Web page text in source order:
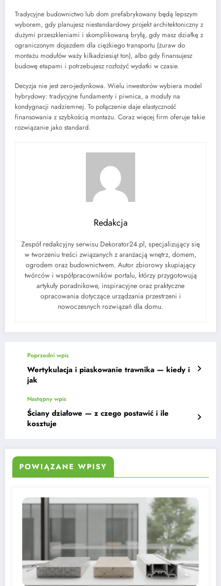
Tradycyjne budownictwo lub dom prefabrykowany będą lepszym
wyborem, gdy planujesz niestandardowy projekt architektoniczny z
dużymi przeszkleniami i skomplikowaną bryłą, gdy masz działkę z
ograniczonym dojazdem dla ciężkiego transportu (żuraw do
montażu modułów waży kilkadziesiąt ton), albo gdy finansujesz
budowę etapami i potrzebujesz rozłożyć wydatki w czasie.
Decyzja nie jest zero-jedynkowa. Wielu inwestorów wybiera model
hybrydowy: tradycyjne fundamenty i piwnica, a moduły na
kondygnacji nadziemnej. To połączenie daje elastyczność
finansowania z szybkością montażu. Coraz więcej firm oferuje takie
rozwiązanie jako standard.
Redakcja
Zespół redakcyjny serwisu Dekorator24.pl, specjalizujący się
w tworzeniu treści związanych z aranżacją wnętrz, domem,
ogrodem oraz budownictwem. Autor zbiorowy skupiający
twórców i współpracowników portalu, którzy przygotowują
artykuły poradnikowe, inspiracyjne oraz praktyczne
opracowania dotyczące urządzania przestrzeni i
nowoczesnych rozwiązań dla domu.
Poprzedni wpis
Wertykulacja i piaskowanie trawnika — kiedy i
jak
Następny wpis
Ściany działowe — z czego postawić i ile
kosztuje
POWIĄZANE WPISY